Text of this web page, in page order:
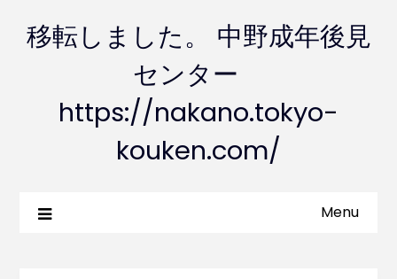
移転しました。 中野成年後見
センター
https://nakano.tokyo-
kouken.com/
Menu